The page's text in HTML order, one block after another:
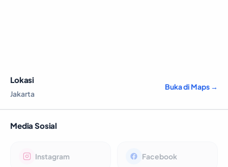
Lokasi
Jakarta
Buka di Maps →
Media Sosial
Instagram Facebook